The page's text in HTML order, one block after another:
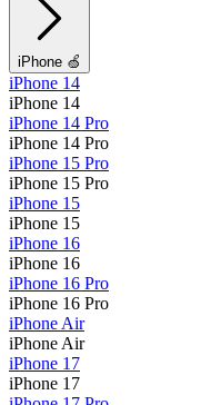
iPhone 🍏
iPhone 14
iPhone 14
iPhone 14 Pro
iPhone 14 Pro
iPhone 15 Pro
iPhone 15 Pro
iPhone 15
iPhone 15
iPhone 16
iPhone 16
iPhone 16 Pro
iPhone 16 Pro
iPhone Air
iPhone Air
iPhone 17
iPhone 17